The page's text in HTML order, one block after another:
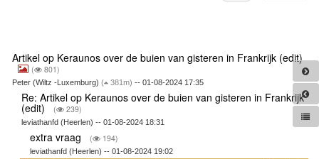
Artikel op Keraunos over de buien van gisteren in Frankrijk (edit)
( 801)
Peter (Wiltz -Luxemburg) ( 381m) -- 01-08-2024 17:35
Re: Artikel op Keraunos over de buien van gisteren in Frankrijk
(edit) ( 239)
leviathanfd (Heerlen) -- 01-08-2024 18:31
extra vraag ( 194)
leviathanfd (Heerlen) -- 01-08-2024 19:02